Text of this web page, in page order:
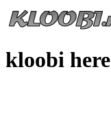
kloobi here